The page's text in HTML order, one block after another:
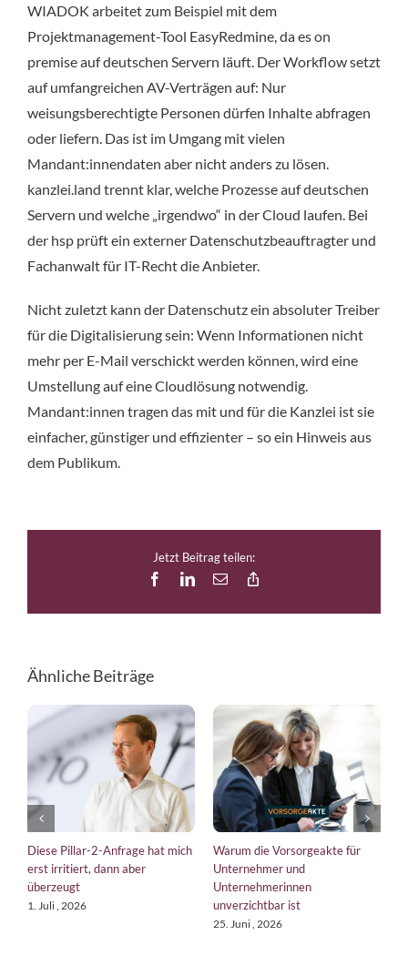
WIADOK arbeitet zum Beispiel mit dem
Projektmanagement-Tool EasyRedmine, da es on
premise auf deutschen Servern läuft. Der Workflow setzt
auf umfangreichen AV-Verträgen auf: Nur
weisungsberechtigte Personen dürfen Inhalte abfragen
oder liefern. Das ist im Umgang mit vielen
Mandant:innendaten aber nicht anders zu lösen.
kanzlei.land trennt klar, welche Prozesse auf deutschen
Servern und welche „irgendwo“ in der Cloud laufen. Bei
der hsp prüft ein externer Datenschutzbeauftragter und
Fachanwalt für IT-Recht die Anbieter.
Nicht zuletzt kann der Datenschutz ein absoluter Treiber
für die Digitalisierung sein: Wenn Informationen nicht
mehr per E-Mail verschickt werden können, wird eine
Umstellung auf eine Cloudlösung notwendig.
Mandant:innen tragen das mit und für die Kanzlei ist sie
einfacher, günstiger und effizienter – so ein Hinweis aus
dem Publikum.
Jetzt Beitrag teilen:
FacebookLinkedIn
E-
Ähnliche Beiträge
Diese Pillar-2-Anfrage hat mich
erst irritiert, dann aber
überzeugt
1. Juli , 2026
Warum die Vorsorgeakte für
Unternehmer und
Unternehmerinnen
unverzichtbar ist
25. Juni , 2026